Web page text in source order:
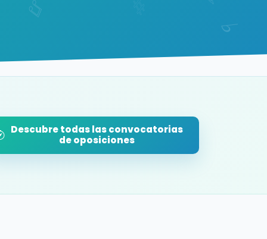
Descubre todas las convocatorias
de oposiciones